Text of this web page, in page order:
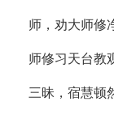
师，劝大师修
师修习天台教
三昧，宿慧顿